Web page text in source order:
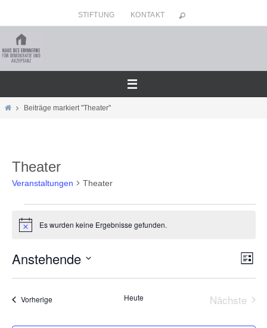
Inhalt
springen
STIFTUNG KONTAKT
HomeBeiträge markiert "Theater"
Theater
Veranstaltungen Theater
HinweisEs wurden keine Ergebnisse gefunden.
Liste
Anstehende
VorherigeVeranstaltungen Heute
Nächste